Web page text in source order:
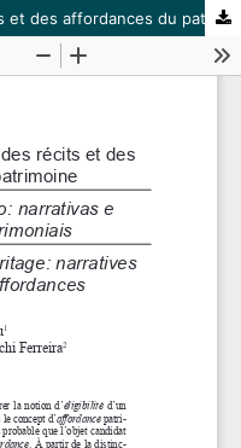
Mémoire et patrimoine: des récits et des affordances du patrimoine